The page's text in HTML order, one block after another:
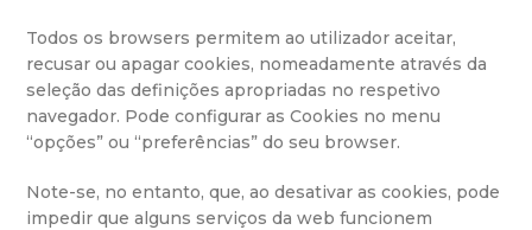
Todos os browsers permitem ao utilizador aceitar,
recusar ou apagar cookies, nomeadamente através da
seleção das definições apropriadas no respetivo
navegador. Pode configurar as Cookies no menu
“opções” ou “preferências” do seu browser.
Note-se, no entanto, que, ao desativar as cookies, pode
impedir que alguns serviços da web funcionem